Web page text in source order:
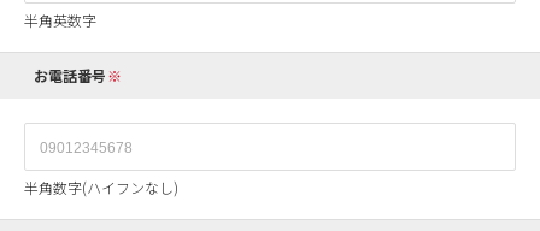
半角英数字
お電話番号
半角数字(ハイフンなし)